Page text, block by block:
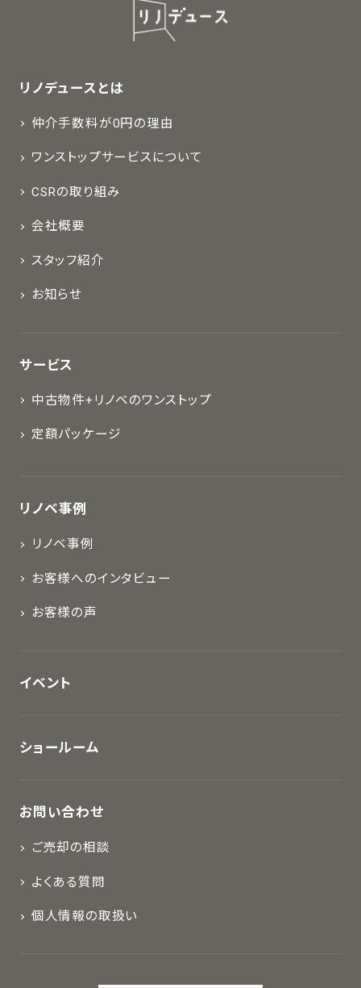
リノデュースとは
仲介手数料が0円の理由
ワンストップサービスについて
CSRの取り組み
会社概要
スタッフ紹介
お知らせ
サービス
中古物件+リノベのワンストップ
定額パッケージ
リノベ事例
リノベ事例
お客様へのインタビュー
お客様の声
イベント
ショールーム
お問い合わせ
ご売却の相談
よくある質問
個人情報の取扱い